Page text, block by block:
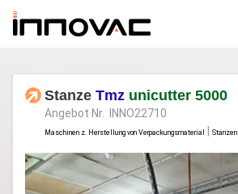
Stanze Tmz unicutter 5000
Angebot Nr. INNO22710
Maschinen z. Herstellung von Verpackungsmaterial Stanzen